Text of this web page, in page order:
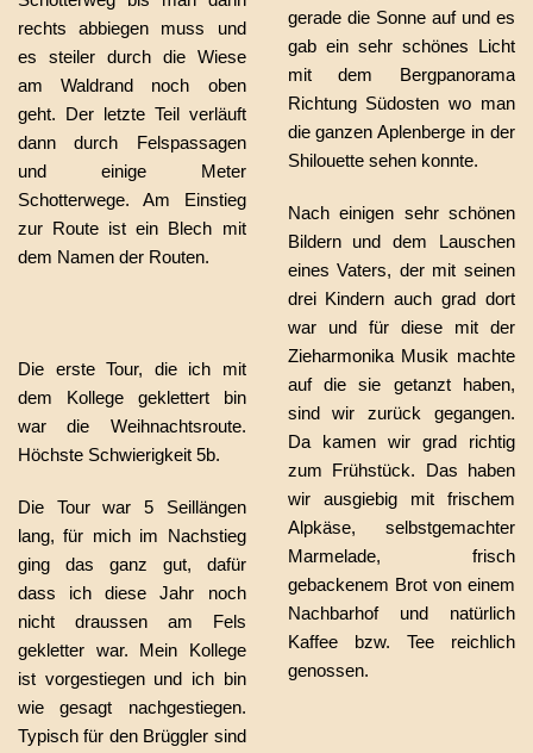
rechts abbiegen muss und
es steiler durch die Wiese
am Waldrand noch oben
geht. Der letzte Teil verläuft
dann durch Felspassagen
und einige Meter
Schotterwege. Am Einstieg
zur Route ist ein Blech mit
dem Namen der Routen.
Die erste Tour, die ich mit
dem Kollege geklettert bin
war die Weihnachtsroute.
Höchste Schwierigkeit 5b.
Die Tour war 5 Seillängen
lang, für mich im Nachstieg
ging das ganz gut, dafür
dass ich diese Jahr noch
nicht draussen am Fels
gekletter war. Mein Kollege
ist vorgestiegen und ich bin
wie gesagt nachgestiegen.
Typisch für den Brüggler sind
gerade die Sonne auf und es
gab ein sehr schönes Licht
mit dem Bergpanorama
Richtung Südosten wo man
die ganzen Aplenberge in der
Shilouette sehen konnte.
Nach einigen sehr schönen
Bildern und dem Lauschen
eines Vaters, der mit seinen
drei Kindern auch grad dort
war und für diese mit der
Zieharmonika Musik machte
auf die sie getanzt haben,
sind wir zurück gegangen.
Da kamen wir grad richtig
zum Frühstück. Das haben
wir ausgiebig mit frischem
Alpkäse, selbstgemachter
Marmelade, frisch
gebackenem Brot von einem
Nachbarhof und natürlich
Kaffee bzw. Tee reichlich
genossen.